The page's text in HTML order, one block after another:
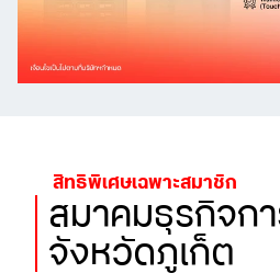
สิทธิพิเศษเฉพาะสมาชิก
สมาคมธุรกิจก
จังหวัดภูเก็ต